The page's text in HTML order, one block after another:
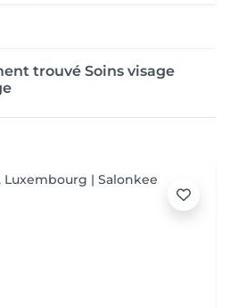
trouvé Soins visage